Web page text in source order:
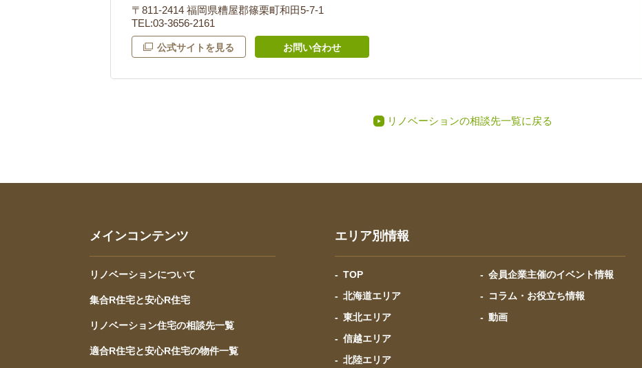
〒811-2414 福岡県糟屋郡篠栗町和田5-7-1
TEL:03-3656-2161
公式サイトを見る お問い合わせ
リノベーションの相談先一覧に戻る
メインコンテンツ
リノベーションについて
集合R住宅と安心R住宅
リノベーション住宅の相談先一覧
適合R住宅と安心R住宅の物件一覧
エリア別情報
TOP
北海道エリア
東北エリア
信越エリア
北陸エリア
会員企業主催のイベント情報
コラム・お役立ち情報
動画